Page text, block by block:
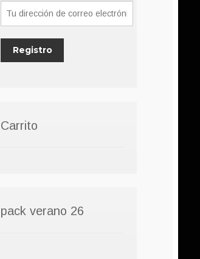
Carrito
pack verano 26